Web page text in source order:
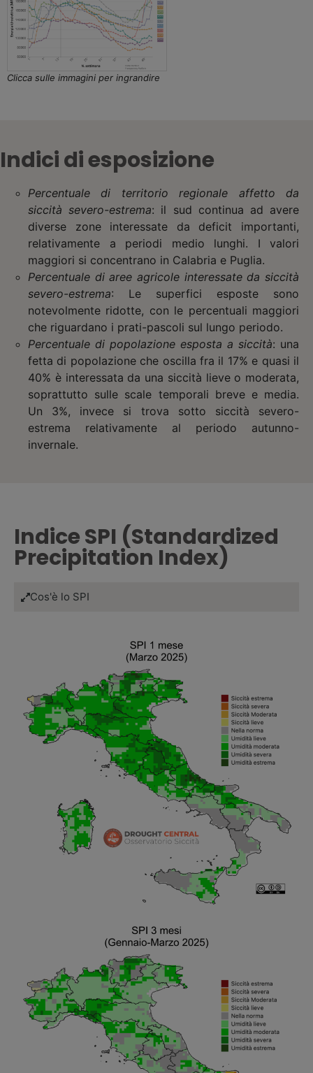
Clicca sulle immagini per ingrandire
Indici di esposizione
Percentuale di territorio regionale affetto da
siccità severo-estrema: il sud continua ad avere
diverse zone interessate da deficit importanti,
relativamente a periodi medio lunghi. I valori
maggiori si concentrano in Calabria e Puglia.
Percentuale di aree agricole interessate da siccità
severo-estrema: Le superfici esposte sono
notevolmente ridotte, con le percentuali maggiori
che riguardano i prati-pascoli sul lungo periodo.
Percentuale di popolazione esposta a siccità: una
fetta di popolazione che oscilla fra il 17% e quasi il
40% è interessata da una siccità lieve o moderata,
soprattutto sulle scale temporali breve e media.
Un 3%, invece si trova sotto siccità severo-
estrema relativamente al periodo autunno-
invernale.
Indice SPI (Standardized
Precipitation Index)
Cos'è lo SPI